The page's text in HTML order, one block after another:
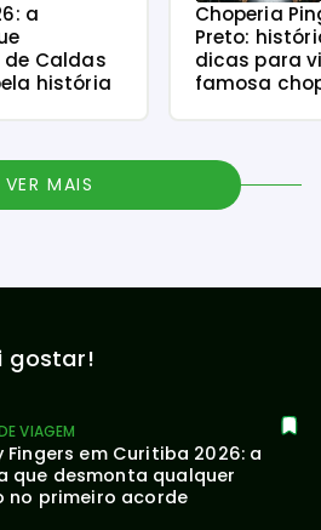
a
Caldas
história
Choperia
Preto:
dicas para
famosa
VER MAIS
gostar!
VIAGEM
Fingers em Curitiba 2026: a
que desmonta qualquer
no primeiro acorde